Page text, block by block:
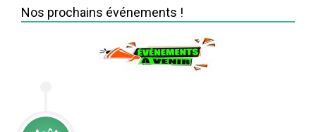
Nos prochains événements !